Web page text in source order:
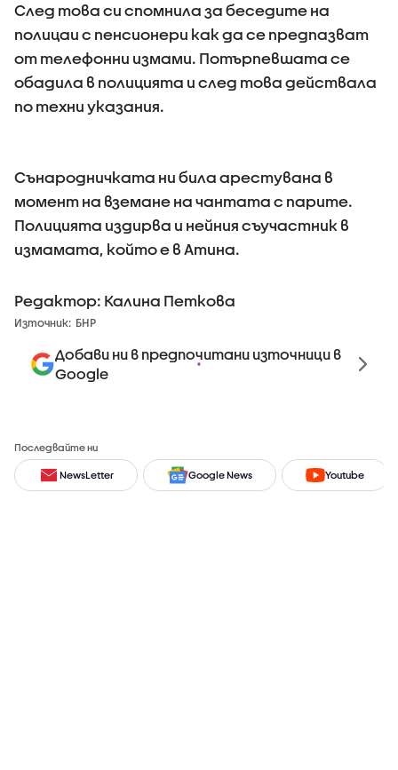
След това си спомнила за беседите на
полицаи с пенсионери как да се предпазват
от телефонни измами. Потърпевшата се
обадила в полицията и след това действала
по техни указания.
Сънародничката ни била арестувана в
момент на вземане на чантата с парите.
Полицията издирва и нейния съучастник в
измамата, който е в Атина.
Редактор: Калина Петкова
Източник: БНР
Добави ни в предпочитани източници в
Google
Последвайте ни
NewsLetter Google News Youtube